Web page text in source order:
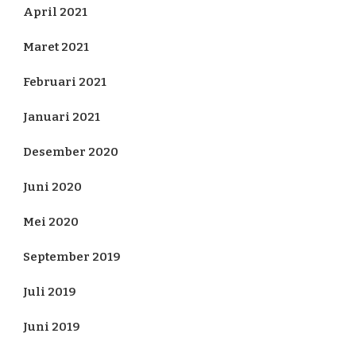
April 2021
Maret 2021
Februari 2021
Januari 2021
Desember 2020
Juni 2020
Mei 2020
September 2019
Juli 2019
Juni 2019